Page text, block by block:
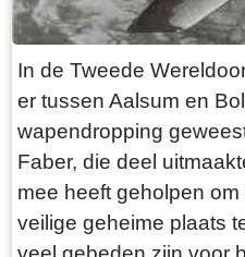
gedeelte van zijn
weergegeven. Oorlog
1940. Alles was bij ons
rustig. Eenige dagen
gekregen dat de
verergerd en daarop
verloven ingetrokken.
waren direct de
In de Tweede
er tussen Aalsum en
wapendropping
Faber, die deel
mee heeft geholpen
veilige geheime plaats